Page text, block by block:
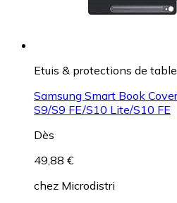
Etuis & protections de
Samsung Smart Book
S9/S9 FE/S10 Lite/S10 FE
Dès
49,88 €
chez Microdistri